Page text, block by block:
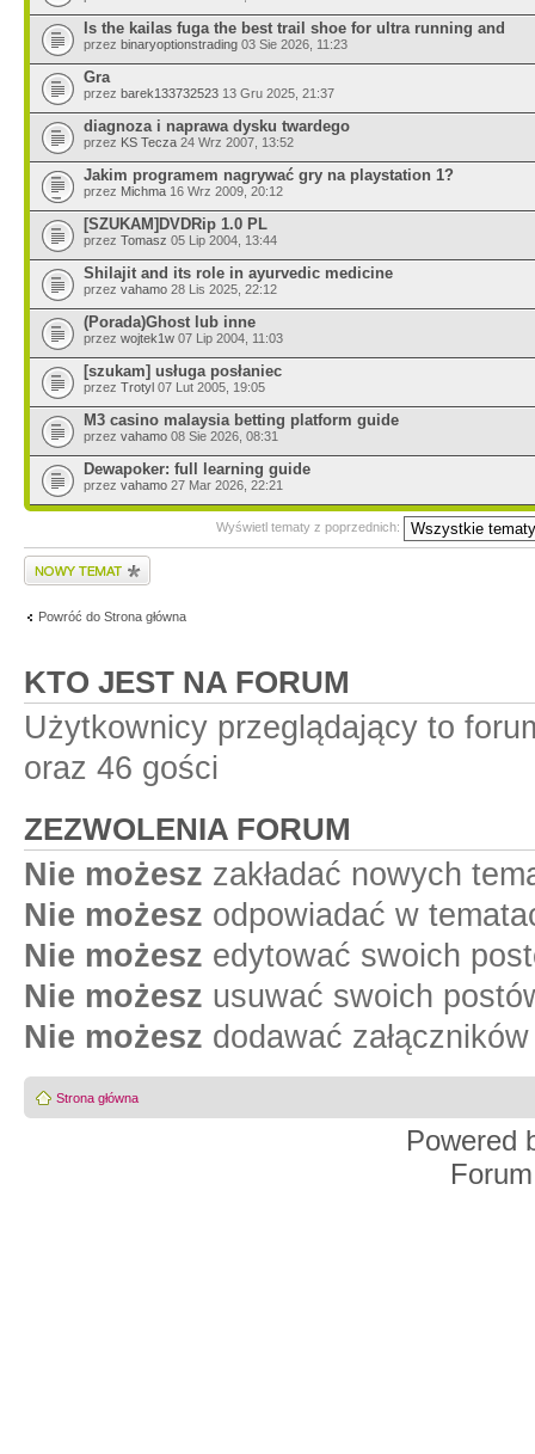
Is the kailas fuga the best trail shoe for ultra running and
przez binaryoptionstrading 03 Sie 2026, 11:23
Gra
przez barek133732523 13 Gru 2025, 21:37
diagnoza i naprawa dysku twardego
przez KS Tecza 24 Wrz 2007, 13:52
Jakim programem nagrywać gry na playstation 1?
przez Michma 16 Wrz 2009, 20:12
[SZUKAM]DVDRip 1.0 PL
przez Tomasz 05 Lip 2004, 13:44
Shilajit and its role in ayurvedic medicine
przez vahamo 28 Lis 2025, 22:12
(Porada)Ghost lub inne
przez wojtek1w 07 Lip 2004, 11:03
[szukam] usługa posłaniec
przez Trotyl 07 Lut 2005, 19:05
M3 casino malaysia betting platform guide
przez vahamo 08 Sie 2026, 08:31
Dewapoker: full learning guide
przez vahamo 27 Mar 2026, 22:21
Wyświetl tematy z poprzednich:
Wyślij nowy temat
Powróć do Strona główna
KTO JEST NA FORUM
Użytkownicy przeglądający to
oraz 46 gości
ZEZWOLENIA FORUM
Nie możesz zakładać nowych
Nie możesz odpowiadać w
Nie możesz edytować swoich
Nie możesz usuwać swoich
Nie możesz dodawać
Strona główna
Powered